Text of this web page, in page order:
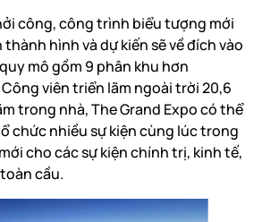
công, công trình biểu tượng mới
hình và dự kiến sẽ về đích vào
mô gồm 9 phân khu hơn
Công viên triển lãm ngoài trời 20,6
trong nhà, The Grand Expo có thể
chức nhiều sự kiện cùng lúc trong
cho các sự kiện chính trị, kinh tế,
cầu.